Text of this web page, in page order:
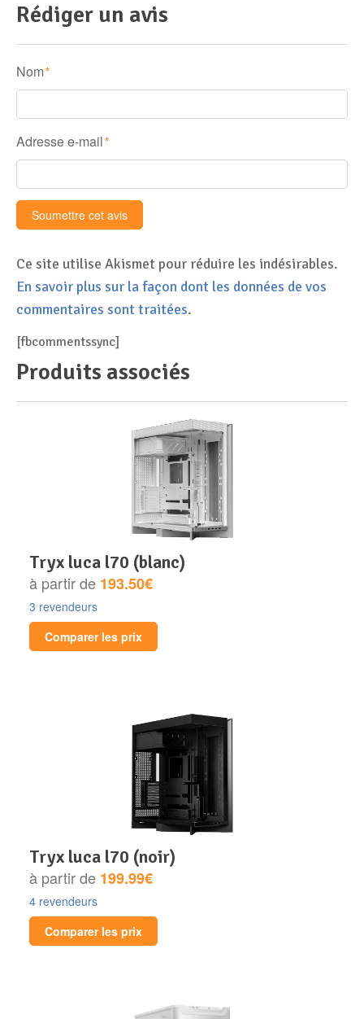
Rédiger un avis
Nom *
Adresse e-mail *
Ce site utilise Akismet pour réduire les indésirables.
En savoir plus sur la façon dont les données de vos
commentaires sont traitées.
[fbcommentssync]
Produits associés
tryx luca l70 (blanc)
à partir de 193.50€
3 revendeurs
Comparer les prix
tryx luca l70 (noir)
à partir de 199.99€
4 revendeurs
Comparer les prix